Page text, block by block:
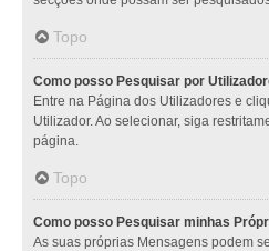
Topo
Como posso Pesquisar por
Entre na Página dos Utilizadores e
Utilizador. Ao selecionar, siga
página.
Topo
Como posso Pesquisar minhas
As suas próprias Mensagens podem